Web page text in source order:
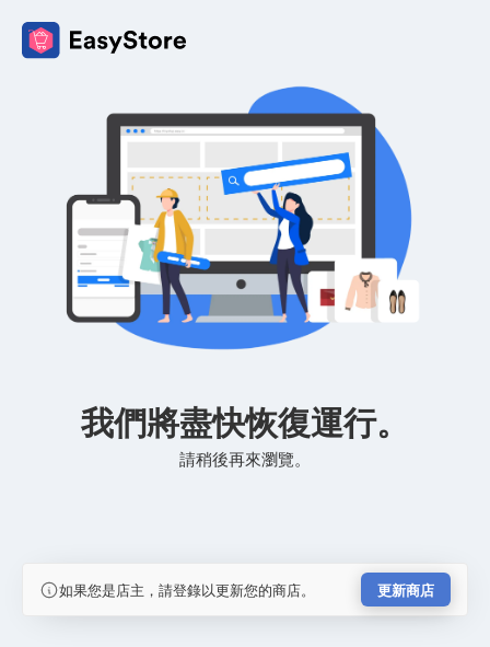
我們將盡快恢復運行。
請稍後再來瀏覽。
如果您是店主，請登錄以更新您的商店。 更新商店